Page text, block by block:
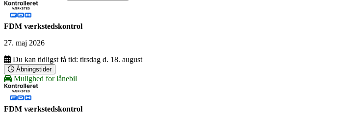
FDM værkstedskontrol
27. maj 2026
Du kan tidligst få tid: tirsdag d. 18. august
Åbningstider
Mulighed for lånebil
FDM værkstedskontrol